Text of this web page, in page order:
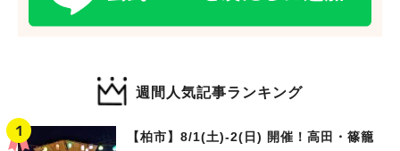
週間人気記事ランキング
【柏市】8/1(土)‐2(日) 開催！高田・篠籠